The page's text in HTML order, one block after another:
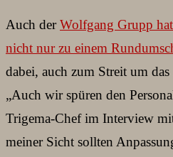
Auch derWolfgang Grupp
nicht nur zu einem
dabei, auch zum Streit um
„Auch wir spüren den
Trigema-Chef im Interview
meiner Sicht sollten